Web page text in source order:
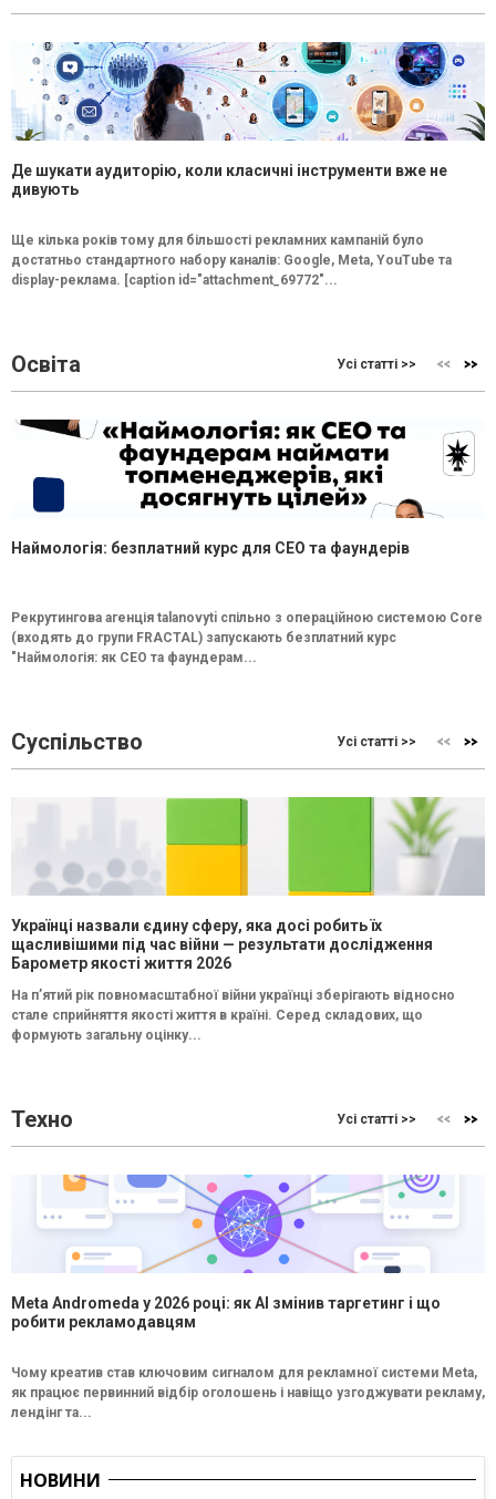
Де шукати аудиторію, коли класичні інструменти вже не
дивують
Ще кілька років тому для більшості рекламних кампаній було
достатньо стандартного набору каналів: Google, Meta, YouTube та
display-реклама. [caption id="attachment_69772"...
Освіта Усі статті >>
Наймологія: безплатний курс для CEO та фаундерів
Рекрутингова агенція talanovyti спільно з операційною системою Core
(входять до групи FRACTAL) запускають безплатний курс
"Наймологія: як СEO та фаундерам...
Суспільство Усі статті >>
Українці назвали єдину сферу, яка досі робить їх
щасливішими під час війни — результати дослідження
Барометр якості життя 2026
На п’ятий рік повномасштабної війни українці зберігають відносно
стале сприйняття якості життя в країні. Серед складових, що
формують загальну оцінку...
Техно Усі статті >>
Meta Andromeda у 2026 році: як AI змінив таргетинг і що
робити рекламодавцям
Чому креатив став ключовим сигналом для рекламної системи Meta,
як працює первинний відбір оголошень і навіщо узгоджувати рекламу,
лендінг та...
НОВИНИ